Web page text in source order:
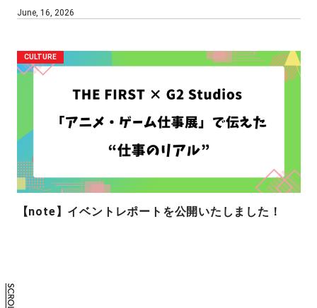
June, 16, 2026
CULTURE
【note】イベントレポートを公開いたしました！